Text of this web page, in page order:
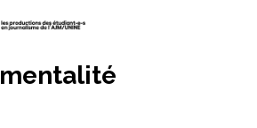
mentalité